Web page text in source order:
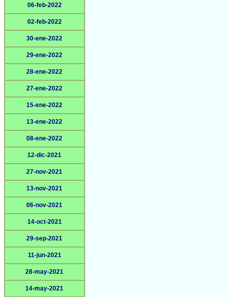
06-feb-2022
02-feb-2022
30-ene-2022
29-ene-2022
28-ene-2022
27-ene-2022
15-ene-2022
13-ene-2022
08-ene-2022
12-dic-2021
27-nov-2021
13-nov-2021
06-nov-2021
14-oct-2021
29-sep-2021
11-jun-2021
28-may-2021
14-may-2021